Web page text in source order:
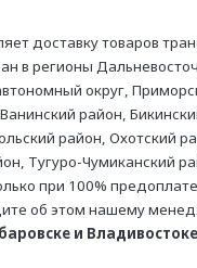
доставку товаров
регионы
округ,
район,
район, Охотский
Тугуро-Чумиканский
при 100%
об этом нашему
и